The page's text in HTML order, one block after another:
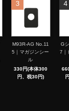
3
M93R-AG No.11
5｜マガジンシー
ル
330円(本体300
円、税30円)
4
G
7｜